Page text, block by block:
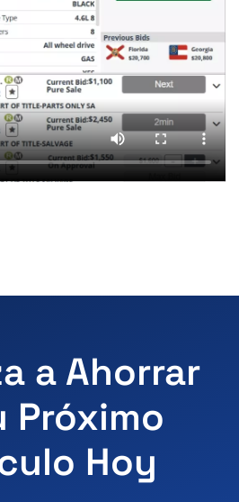
a Ahorrar
Próximo
Hoy